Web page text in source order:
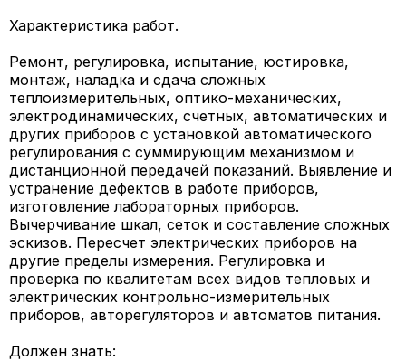
Характеристика работ.
Ремонт, регулировка, испытание, юстировка,
монтаж, наладка и сдача сложных
теплоизмерительных, оптико-механических,
электродинамических, счетных, автоматических и
других приборов с установкой автоматического
регулирования с суммирующим механизмом и
дистанционной передачей показаний. Выявление и
устранение дефектов в работе приборов,
изготовление лабораторных приборов.
Вычерчивание шкал, сеток и составление сложных
эскизов. Пересчет электрических приборов на
другие пределы измерения. Регулировка и
проверка по квалитетам всех видов тепловых и
электрических контрольно-измерительных
приборов, авторегуляторов и автоматов питания.
Должен знать: